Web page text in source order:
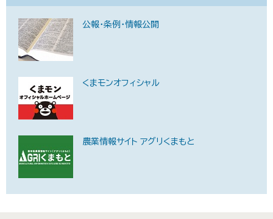
公報・条例・情報公開
くまモンオフィシャル
農業情報サイト アグリくまもと